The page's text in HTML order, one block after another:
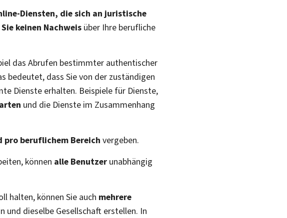
Diensten, die sich an juristische
keinen Nachweis über Ihre berufliche
das Abrufen bestimmter authentischer
bedeutet, dass Sie von der zuständigen
Dienste erhalten. Beispiele für Dienste,
und die Dienste im Zusammenhang
pro beruflichem Bereich vergeben.
können alle Benutzer unabhängig
halten, können Sie auch mehrere
und dieselbe Gesellschaft erstellen. In